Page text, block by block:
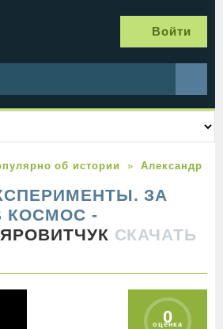
Войти
об истории Александр
ЗА
КОСМОС -
СКАЧАТЬ
0
оценка